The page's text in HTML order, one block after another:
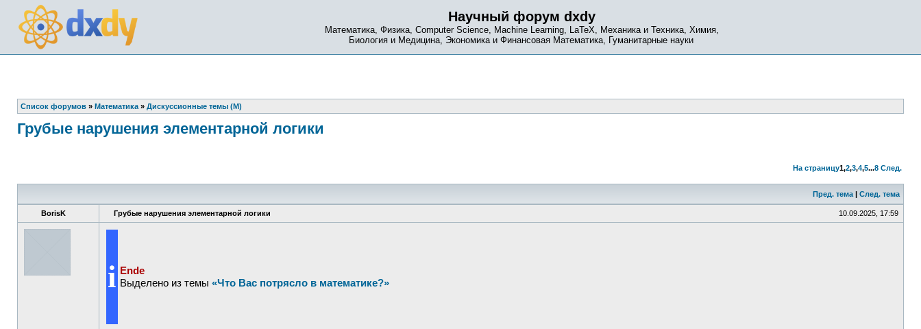
Научный форум dxdy
Математика, Физика, Computer Science, Machine Learning, LaTeX, Механика и Техника, Химия,
Биология и Медицина, Экономика и Финансовая Математика, Гуманитарные науки
Список форумов » Математика » Дискуссионные темы (М)
Грубые нарушения элементарной логики
На страницу1,2,3,4,5...8 След.
Пред. тема | След. тема
BorisK Грубые нарушения элементарной логики 10.09.2025, 17:59
i Ende
Выделено из темы «Что Вас потрясло в математике?»